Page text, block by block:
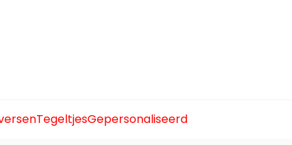
TegeltjesGepersonaliseerd